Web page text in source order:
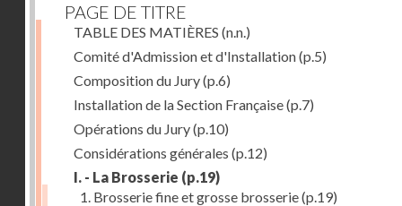
PAGE DE TITRE
TABLE DES MATIÈRES (n.n.)
Comité d'Admission et d'Installation(p.5)
Composition du Jury(p.6)
Installation de la Section Française(p.7)
Opérations du Jury(p.10)
Considérations générales (p.12)
I. - La Brosserie (p.19)
1. Brosserie fine et grosse brosserie(p.19)